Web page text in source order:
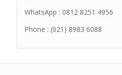
WhatsApp : 0812 8251 4956
Phone : (021) 8983 6088